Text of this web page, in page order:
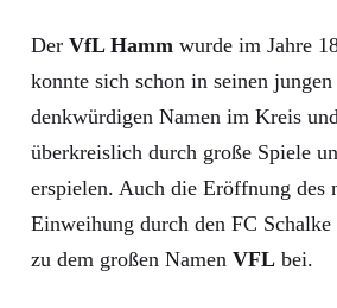
Der VfL Hamm wurde im Jahre
konnte sich schon in seinen jungen
denkwürdigen Namen im Kreis
überkreislich durch große Spiele
erspielen. Auch die Eröffnung des
Einweihung durch den FC
zu dem großen Namen VFL bei.